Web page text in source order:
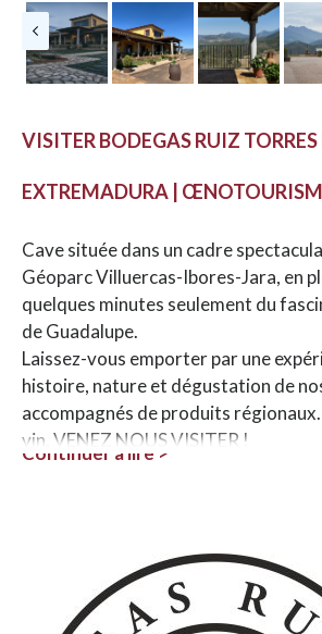
VISITER BODEGAS RUIZ TORRES
EXTREMADURA |
Cave située dans un cadre
Géoparc Villuercas-Ibores-Jara, en
quelques minutes seulement du
de Guadalupe.
Laissez-vous emporter par une
histoire, nature et dégustation de
accompagnés de produits régionaux.
vin, VENEZ NOUS VISITER !
Continuer à lire >